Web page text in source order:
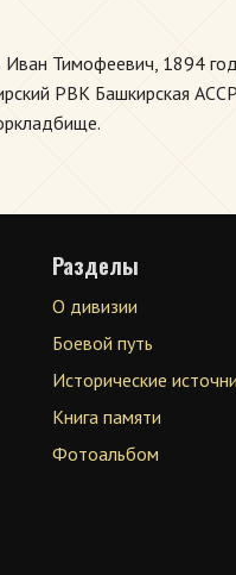
Иван Тимофеевич, 1894
РВК Башкирская АССР
Разделы
О дивизии
Боевой путь
Исторические
Книга памяти
Фотоальбом